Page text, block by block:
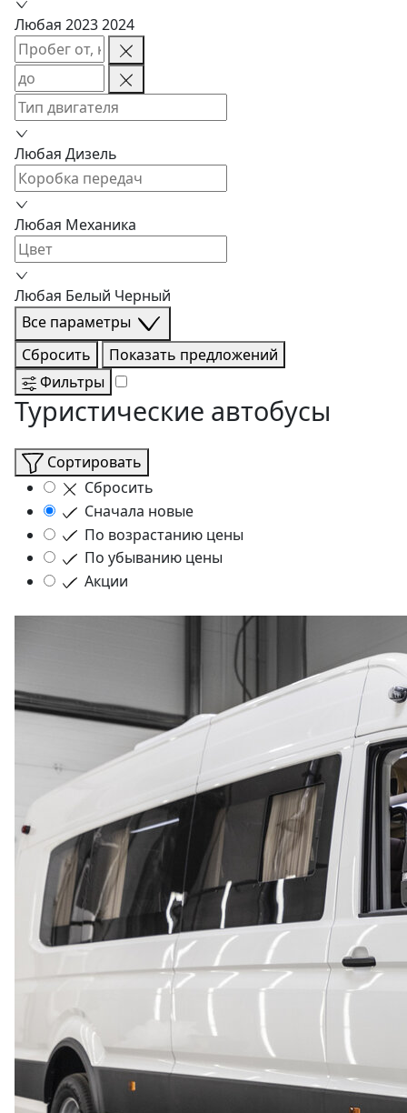
Любая 20232024
Любая Дизель
Любая Механика
Любая Белый Черный
Все параметры
Сбросить
Показать предложений
Фильтры
Туристические автобусы
Сортировать
Сбросить
Сначала новые
По возрастанию цены
По убыванию цены
Акции